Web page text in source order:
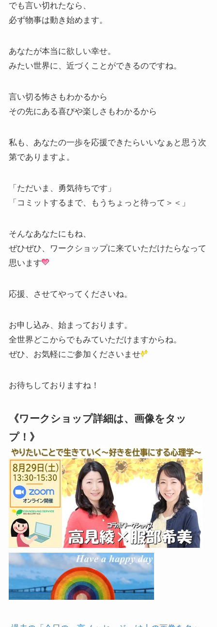
でも言い切れたなら、
必ず物事は動き始めます。
あなたが本当に欲しい幸せ。
みたい世界に、近づくことができるのですね。
言い切る怖さもわかるから
その先にある喜びや楽しさもわかるから
私も、あなたの一歩を応援できたらいいなぁと思う次
第でありますよ。
「ただいま、勇気待ちです」
「コミットするまで、もうちょっと待って＞＜」
そんなあなたにもね、
ぜひぜひ、ワークショップに来ていただけたらなって
思います
応援、させてやってくださいね。
お申し込み、始まっております。
全世界どこからでもみていただけますからね。
ぜひ、お気軽にご参加くださいませ
お待ちしておりますね！
《ワークショップ詳細は、画像をタッ
プ！》